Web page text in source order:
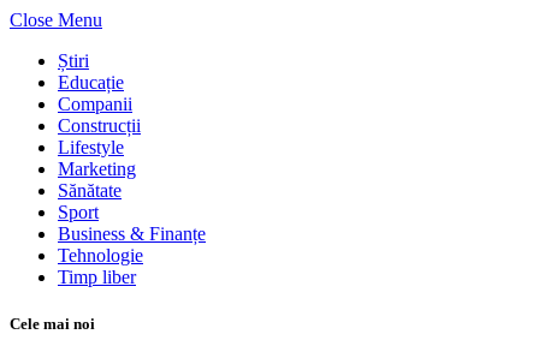
Close Menu
Știri
Educație
Companii
Construcții
Lifestyle
Marketing
Sănătate
Sport
Business & Finanțe
Tehnologie
Timp liber
Cele mai noi